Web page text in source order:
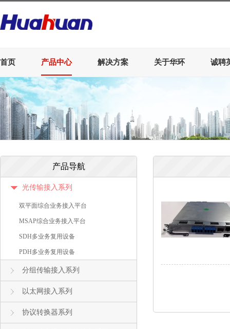
首页 产品中心 解决方案 关于华环 诚聘
产品导航
光传输接入系列
双平面综合业务接入平台
MSAP综合业务接入平台
SDH多业务复用设备
PDH多业务复用设备
分组传输接入系列
以太网接入系列
协议转换器系列